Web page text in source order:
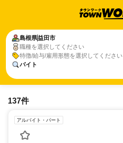
島根県益田市
職種を選択してください
特徴/給与/雇用形態を選択してください
バイト
137件
アルバイト・パート